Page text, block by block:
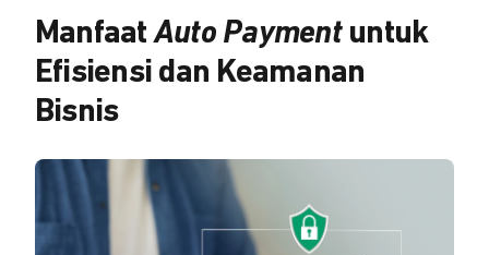
ManfaatAuto Paymentuntuk
Efisiensi dan Keamanan
Bisnis